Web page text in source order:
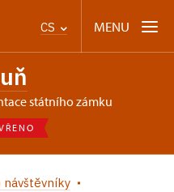
CS MENU
státního zámku